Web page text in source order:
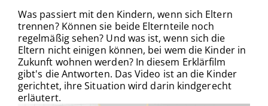
Was passiert mit den Kindern, wenn sich Eltern
trennen? Können sie beide Elternteile noch
regelmäßig sehen? Und was ist, wenn sich die
Eltern nicht einigen können, bei wem die Kinder in
Zukunft wohnen werden? In diesem Erklärfilm
gibt's die Antworten. Das Video ist an die Kinder
gerichtet, ihre Situation wird darin kindgerecht
erläutert.